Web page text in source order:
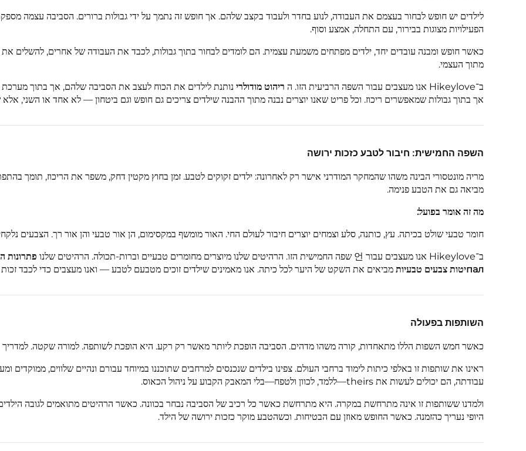
לילדים יש חופש לבחור בעצמם את העבודה, לנוע בחדר ולעבוד בקצב שלהם. אך חופש זה נתמך על ידי גבולות ברורים. הסביבה עצמה
הפעילויות מצוגות בבירור, עם התחלה, אמצע וסוף.
כאשר חופש ומבנה עובדים יחד, ילדים מפתחים משמעת עצמית. הם לומדים לבחור בתוך גבולות, לכבד את העבודה של אחרים, להשלים
מתוך העצמי.
ב־Hikeylove אנו מעצבים עבור השפה הרביעית הזו. ה
ריהוט מודולרי נותנת לילדים את הכוח לעצב את הסביבה שלהם, אך בתוך מערכת
אך בתוך גבולות שמאפשרים ריכוז. וכל פריט שאנו יוצרים נבנה מתוך ההבנה שילדים צריכים גם חופש וגם ביטחון — לא אחד או השני, אלא
השפה החמישית: חיבור לטבע כזכות ירושה
מביאה גם את הטבע פנימה.
מה זה אומר בפועל:
חומר טבעי שולט בכיתה. עץ, כותנה, סלע וצמחים יוצרים חיבור לעולם החי. האור מומשף במקסימום, הן אור טבעי והן אור רך. הצבעים
ב־Hikeylove אנו מעצבים עבור 언 שפה החמישית הזו. הרהיטים שלנו מיוצרים מחומרים טבעיים וברות-תכולה. הרהיטים שלנו
פתרונות
палיטות צבעים טבעיות
מביאים את השקט של היער לכל כיתה. אנו מאמינים שילדים זוכים מטבעם לטבע — ואנו מעצבים כדי לכבד זכות
השותפות בפעולה
כאשר חמש השפות הללו מתאחדות, קורה משהו מדהים. הסביבה הופכת ליותר מאשר רק רקע. היא הופכת לשותפה. למורה שקטה. למדריך
ראינו את שותפות זו באלפי כיתות לימוד ברחבי העולם. צפינו בילדים שנכנסים למרחבים שתוכננו במיוחד עבורם ונהיים שלווים,
עבודתה, הם יכולים לעשות את theirs—ללמד, לכוון ולטפח—בלי המאבק הקבוע על ניהול הכאוס.
ולמדנו ששותפות זו אינה מתרחשת במקרה. היא מתרחשת כאשר כל רכיב של הסביבה נבחר בכוונה. כאשר הרהיטים מתואמים לגובה
היופי נעריך כהזמנה. כאשר החופש מאוזן עם הבטיחות. וכשהטבע מוקר כזכות ירושה של הילד.